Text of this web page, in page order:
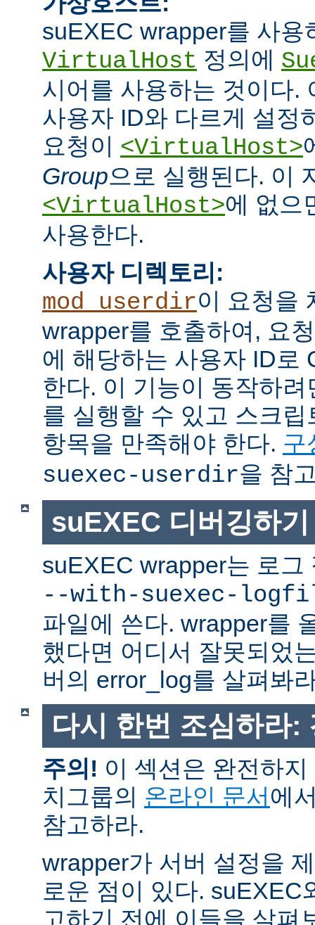
suEXEC wrapper를 사용
VirtualHost 정의에
시어를 사용하는 것이다.
사용자 ID와 다르게 설정
요청이 <VirtualHost>
Group으로 실행된다. 이
<VirtualHost>에 없으
사용한다.
사용자 디렉토리:
mod_userdir이 요청을
wrapper를 호출하여, 요
에 해당하는 사용자 ID로
한다. 이 기능이 동작하
를 실행할 수 있고 스크
항목을 만족해야 한다. 구
suexec-userdir을 참
suEXEC 디버깅하기
suEXEC wrapper는 로그
--with-suexec-
파일에 쓴다. wrapper를
했다면 어디서 잘못되었
버의 error_log를 살펴봐
다시 한번 조심하라:
주의! 이 섹션은 완전하
치그룹의 온라인 문서에
참고하라.
wrapper가 서버 설정을
로운 점이 있다. suEXEC
고하기 전에 이들을 살펴